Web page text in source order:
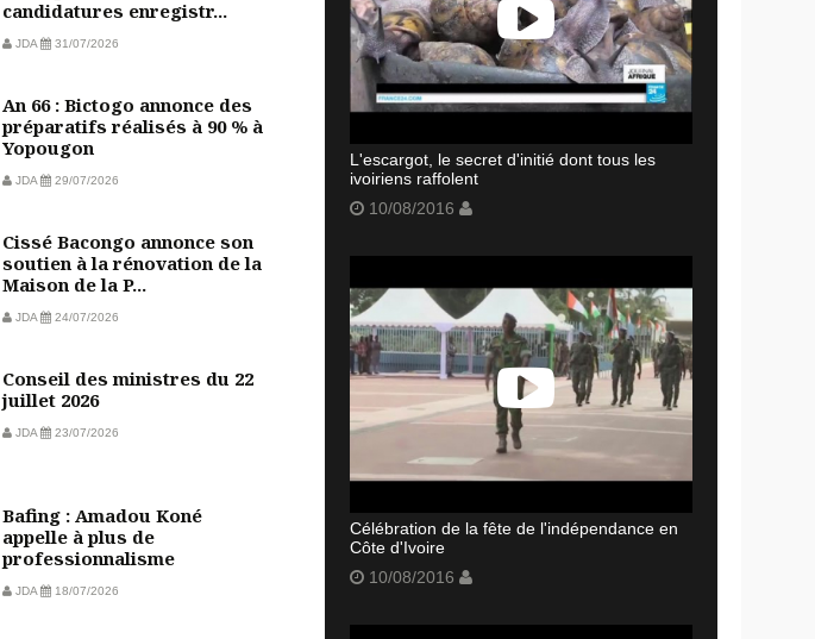
candidatures enregistr...
JDA 31/07/2026
An 66 : Bictogo annonce des
préparatifs réalisés à 90 % à
Yopougon
JDA 29/07/2026
Cissé Bacongo annonce son
soutien à la rénovation de la
Maison de la P...
JDA 24/07/2026
Conseil des ministres du 22
juillet 2026
JDA 23/07/2026
Bafing : Amadou Koné
appelle à plus de
professionnalisme
JDA 18/07/2026
L'escargot, le secret d'initié dont tous les
ivoiriens raffolent
10/08/2016
Célébration de la fête de l'indépendance en
Côte d'Ivoire
10/08/2016